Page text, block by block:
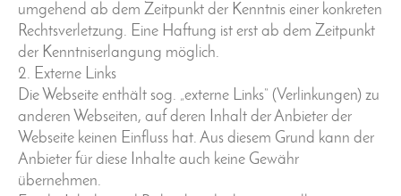
umgehend ab dem Zeitpunkt der Kenntnis einer konkreten
Rechtsverletzung. Eine Haftung ist erst ab dem Zeitpunkt
der Kenntniserlangung möglich.
2. Externe Links
Die Webseite enthält sog. „externe Links“ (Verlinkungen) zu
anderen Webseiten, auf deren Inhalt der Anbieter der
Webseite keinen Einfluss hat. Aus diesem Grund kann der
Anbieter für diese Inhalte auch keine Gewähr
übernehmen.